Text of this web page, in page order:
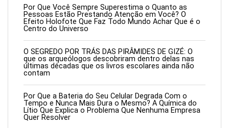
Por Que Você Sempre Superestima o Quanto as
Pessoas Estão Prestando Atenção em Você? O
Efeito Holofote Que Faz Todo Mundo Achar Que é o
Centro do Universo
O SEGREDO POR TRÁS DAS PIRÂMIDES DE GIZÉ: O
que os arqueólogos descobriram dentro delas nas
últimas décadas que os livros escolares ainda não
contam
Por Que a Bateria do Seu Celular Degrada Com o
Tempo e Nunca Mais Dura o Mesmo? A Química do
Lítio Que Explica o Problema Que Nenhuma Empresa
Quer Resolver